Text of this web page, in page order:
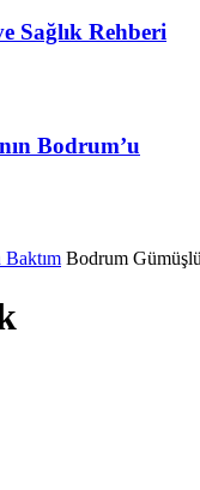
Sağlık Rehberi
Bodrum’u
Bodrum